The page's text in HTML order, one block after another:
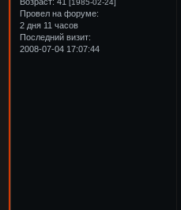
[1985-02-24]
Провел на форуме:
2 дня 11 часов
Последний визит:
2008-07-04 17:07:44